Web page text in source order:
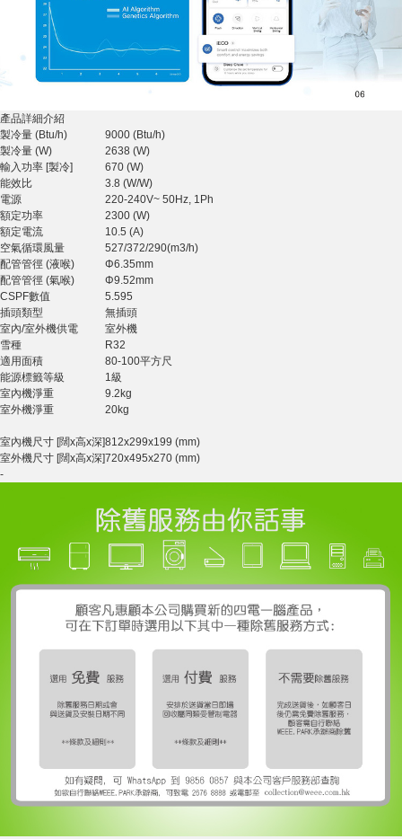
產品詳細介紹
製冷量 (Btu/h)
9000 (Btu/h)
製冷量 (W)
2638 (W)
輸入功率 [製冷]
670 (W)
能效比
3.8 (W/W)
電源
220-240V~ 50Hz, 1Ph
額定功率
2300 (W)
額定電流
10.5 (A)
空氣循環風量
527/372/290(m3/h)
配管管徑 (液喉)
Φ6.35mm
配管管徑 (氣喉)
Φ9.52mm
CSPF數值
5.595
插頭類型
無插頭
室內/室外機供電
室外機
雪種
R32
適用面積
80-100平方尺
能源標籤等級
1級
室內機淨重
9.2kg
室外機淨重
20kg
室內機尺寸 [闊x高x深]812x299x199 (mm)
室外機尺寸 [闊x高x深]720x495x270 (mm)
-